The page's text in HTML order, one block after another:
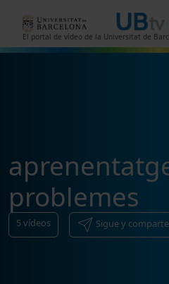
El portal de vídeo de la Universitat de
problemes
5vídeos Sigue y comparte